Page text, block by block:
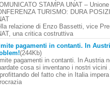
STAMPA UNAT –
TURISMO: DURA
relazione di Enzo Bassetti, vice
una critica costruttiva
pagamenti in contanti. In
(244Kb)
pagamenti in contanti. In Austria
cosa si inventano i nostri vicini
del fatto che in Italia